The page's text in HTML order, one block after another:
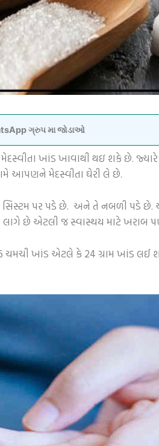
ગ્રુપ મા જોડાઓ
ખાંડ ખાવાથી થઇ શકે છે.
આપણને મેદસ્વીતા ઘેરી લે છે.
પર પડે છે. અને તે નબળી પડે
છે એટલી જ સ્વાસ્થય માટે ખરાબ
ચમચી ખાંડ એટલે કે 24 ગ્રામ ખાંડ